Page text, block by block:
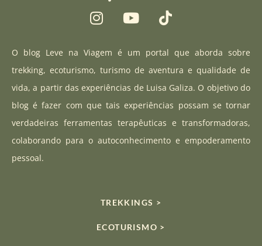
I
n
t
a
g
a
m
Y
o
t
u
b
T
i
t
o
k
O blog Leve na Viagem é um portal que aborda sobre
trekking, ecoturismo, turismo de aventura e qualidade de
vida, a partir das experiências de Luisa Galiza. O objetivo do
blog é fazer com que tais experiências possam se tornar
verdadeiras ferramentas terapêuticas e transformadoras,
colaborando para o autoconhecimento e empoderamento
pessoal.
TREKKINGS >
ECOTURISMO >